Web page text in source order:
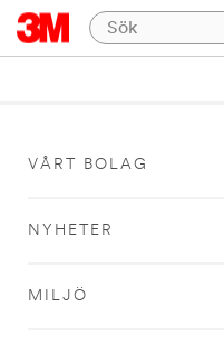
VÅRT BOLAG
NYHETER
MILJÖ